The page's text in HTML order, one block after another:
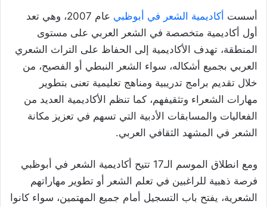
أسست أكاديمية الشعر في أبوظبي
عام 2007، وهي تعد
أول أكاديمية متخصصة في الشعر العربي على مستوى
المنطقة، تهدف الأكاديمية إلى الحفاظ على التراث الشعري
العربي بجميع أشكاله، سواء الشعر النبطي أو الفصيح، من
خلال تقديم برامج تدريبية ومناهج تعليمية تعنى بتطوير
مهارات الشعراء وتثقيفهم، كما تنظم الأكاديمية العديد من
الفعاليات والمسابقات الأدبية التي تسهم في تعزيز مكانة
الشعر في المشهد الثقافي العربي.
ومع انطلاق الموسم الـ17 تتيح أكاديمية الشعر في أبوظبي
فرصة ذهبية للراغبين في تعلم الشعر أو تطوير مهاراتهم
الشعرية، يفتح باب التسجيل أمام جميع المهتمين، سواء كانوا